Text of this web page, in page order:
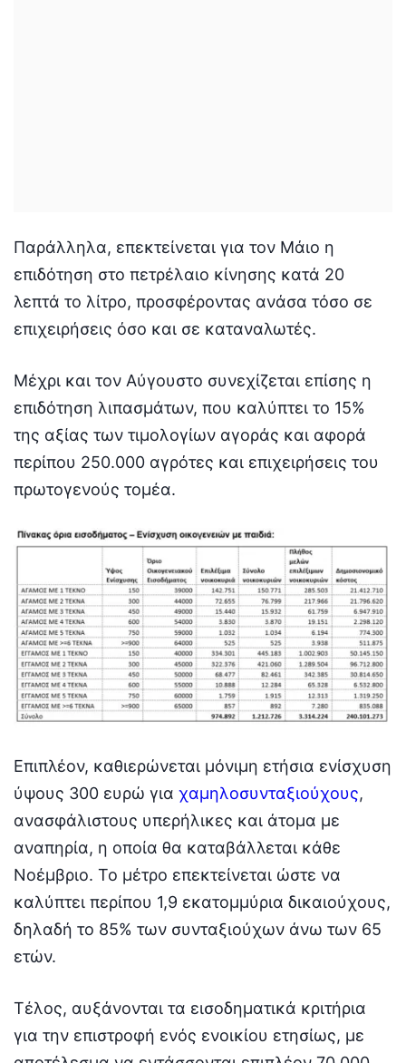
Παράλληλα, επεκτείνεται για τον Μάιο η
επιδότηση στο πετρέλαιο κίνησης κατά 20
λεπτά το λίτρο, προσφέροντας ανάσα τόσο σε
επιχειρήσεις όσο και σε καταναλωτές.
Μέχρι και τον Αύγουστο συνεχίζεται επίσης η
επιδότηση λιπασμάτων, που καλύπτει το 15%
της αξίας των τιμολογίων αγοράς και αφορά
περίπου 250.000 αγρότες και επιχειρήσεις του
πρωτογενούς τομέα.
Επιπλέον, καθιερώνεται μόνιμη ετήσια ενίσχυση
ύψους 300 ευρώ για χαμηλοσυνταξιούχους,
ανασφάλιστους υπερήλικες και άτομα με
αναπηρία, η οποία θα καταβάλλεται κάθε
Νοέμβριο. Το μέτρο επεκτείνεται ώστε να
καλύπτει περίπου 1,9 εκατομμύρια δικαιούχους,
δηλαδή το 85% των συνταξιούχων άνω των 65
ετών.
Τέλος, αυξάνονται τα εισοδηματικά κριτήρια
για την επιστροφή ενός ενοικίου ετησίως, με